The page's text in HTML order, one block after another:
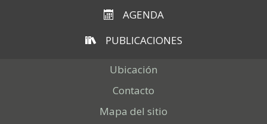
AGENDA
PUBLICACIONES
Ubicación
Contacto
Mapa del sitio